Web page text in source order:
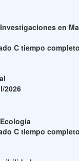
en
C tiempo completo
2026
C tiempo completo